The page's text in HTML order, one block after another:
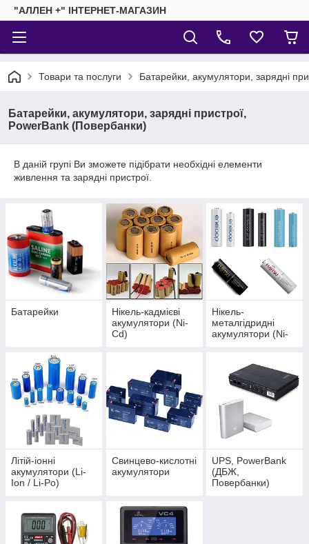
"АЛЛЕН +" ІНТЕРНЕТ-МАГАЗИН
Товари та послуги Батарейки, акумулятори, зарядні
Батарейки, акумулятори, зарядні пристрої,
PowerBank (Повербанки)
В даній групі Ви зможете підібрати необхідні елементи
живлення та зарядні пристрої.
Батарейки
Нікель-кадмієві
акумулятори (Ni-
Cd)
Нікель-
металгідридні
акумулятори (Ni-
C/HR14, 6HR61
Літій-іонні
акумулятори (Li-
Ion / Li-Po)
Свинцево-кислотні
акумулятори
UPS, PowerBank
(ДБЖ,
Повербанки)